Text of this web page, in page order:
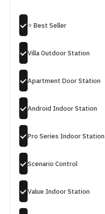
⭐ Best Seller
Villa Outdoor Station
Apartment Door Station
Android Indoor Station
Pro Series Indoor Station
Scenario Control
Value Indoor Station